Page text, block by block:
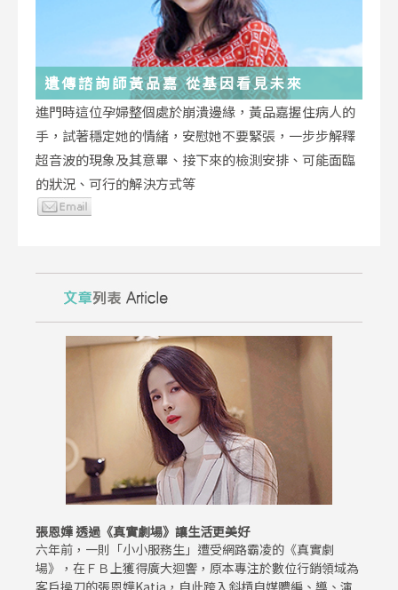
遺傳諮詢師黃品嘉 從基因看見未來
進門時這位孕婦整個處於崩潰邊緣，黃品嘉握住病人的
手，試著穩定她的情緒，安慰她不要緊張，一步步解釋
超音波的現象及其意畢、接下來的檢測安排、可能面臨
的狀況、可行的解決方式等
張恩嬅 透過《真實劇場》讓生活更美好
六年前，一則「小小服務生」遭受網路霸凌的《真實劇
場》，在ＦＢ上獲得廣大迴響，原本專注於數位行銷領域為
客戶操刀的張恩嬅Katia，自此跨入斜槓自媒體編、導、演